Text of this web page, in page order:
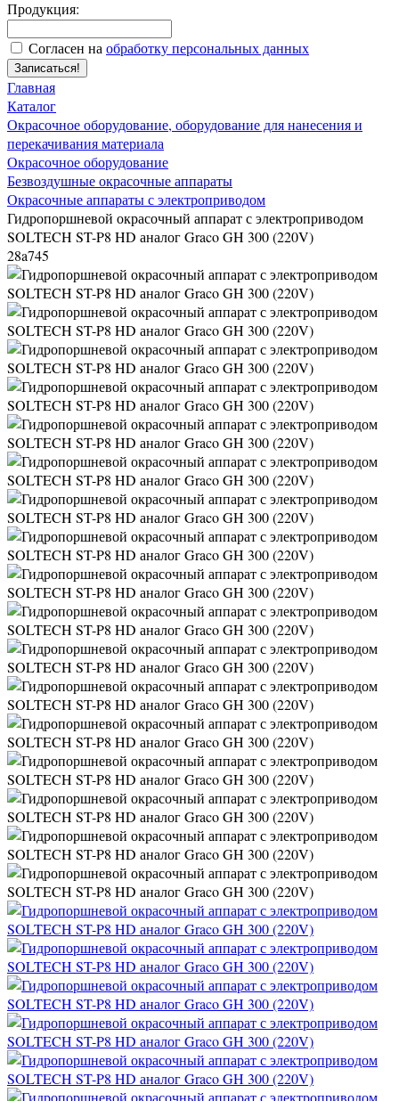
Продукция:
Согласен на обработку персональных данных
Записаться!
Главная
Каталог
Окрасочное оборудование, оборудование для нанесения и
перекачивания материала
Окрасочное оборудование
Безвоздушные окрасочные аппараты
Окрасочные аппараты с электроприводом
Гидропоршневой окрасочный аппарат с электроприводом
SOLTECH ST-P8 HD аналог Graco GH 300 (220V)
28a745